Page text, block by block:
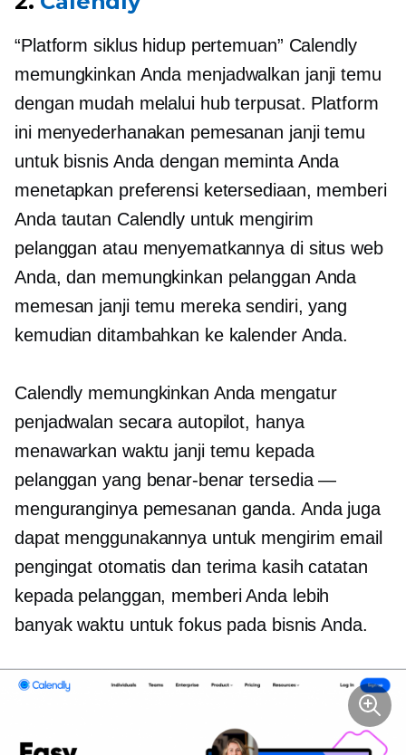
“Platform siklus hidup pertemuan” Calendly
memungkinkan Anda menjadwalkan janji temu
dengan mudah melalui hub terpusat. Platform
ini menyederhanakan pemesanan janji temu
untuk bisnis Anda dengan meminta Anda
menetapkan preferensi ketersediaan, memberi
Anda tautan Calendly untuk mengirim
pelanggan atau menyematkannya di situs web
Anda, dan memungkinkan pelanggan Anda
memesan janji temu mereka sendiri, yang
kemudian ditambahkan ke kalender Anda.
Calendly memungkinkan Anda mengatur
penjadwalan secara autopilot, hanya
menawarkan waktu janji temu kepada
pelanggan yang benar-benar tersedia —
menguranginya pemesanan ganda. Anda juga
dapat menggunakannya untuk mengirim email
pengingat otomatis dan terima kasih catatan
kepada pelanggan, memberi Anda lebih
banyak waktu untuk fokus pada bisnis Anda.